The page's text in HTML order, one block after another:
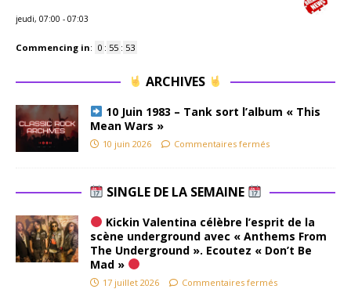
jeudi, 07:00 - 07:03
Commencing in: 0 : 55 : 52
ARCHIVES
10 Juin 1983 – Tank sort l’album « This
Mean Wars »
10 juin 2026 Commentaires fermés
SINGLE DE LA SEMAINE
Kickin Valentina célèbre l’esprit de la
scène underground avec « Anthems From
The Underground ». Ecoutez « Don’t Be
Mad »
17 juillet 2026 Commentaires fermés